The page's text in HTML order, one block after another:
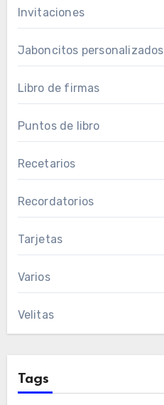
Invitaciones
Jaboncitos personalizados
Libro de firmas
Puntos de libro
Recetarios
Recordatorios
Tarjetas
Varios
Velitas
Tags